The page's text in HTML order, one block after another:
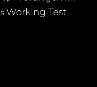
Working Test